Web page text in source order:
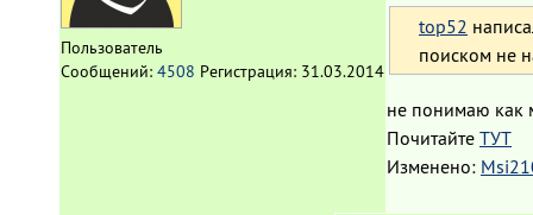
Пользователь
Сообщений: 4508 Регистрация: 31.03.2014
top52
поиском не
не понимаю как
Почитайте ТУТ
Изменено: